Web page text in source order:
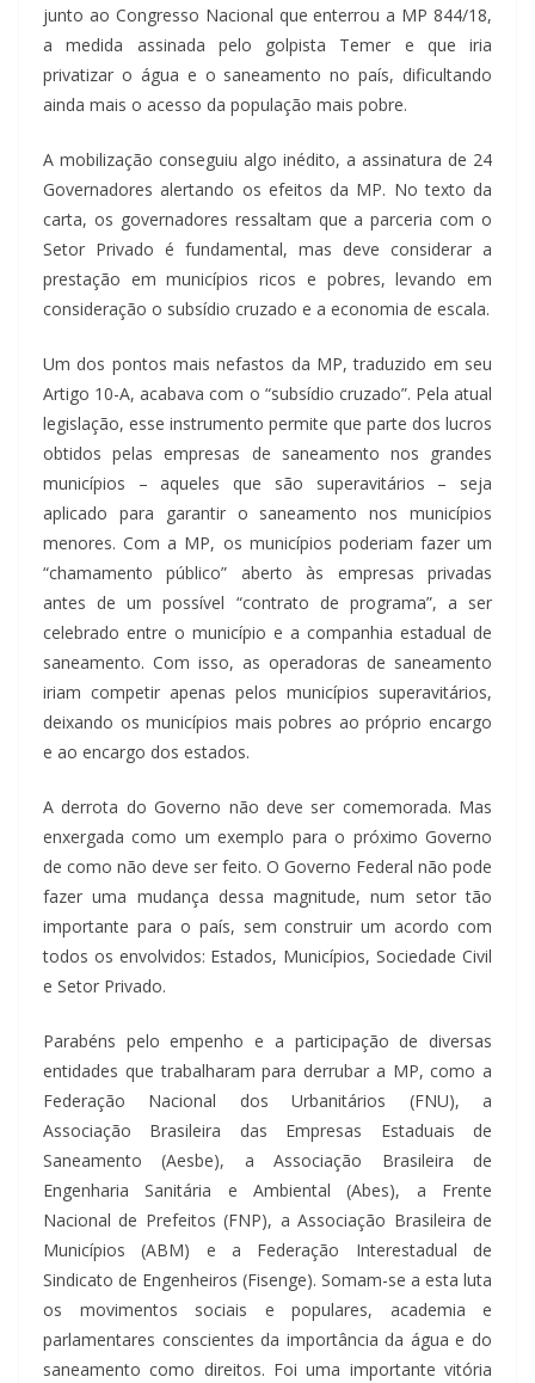
junto ao Congresso Nacional que enterrou a MP 844/18,
a medida assinada pelo golpista Temer e que iria
privatizar o água e o saneamento no país, dificultando
ainda mais o acesso da população mais pobre.
A mobilização conseguiu algo inédito, a assinatura de 24
Governadores alertando os efeitos da MP. No texto da
carta, os governadores ressaltam que a parceria com o
Setor Privado é fundamental, mas deve considerar a
prestação em municípios ricos e pobres, levando em
consideração o subsídio cruzado e a economia de escala.
Um dos pontos mais nefastos da MP, traduzido em seu
Artigo 10-A, acabava com o “subsídio cruzado”. Pela atual
legislação, esse instrumento permite que parte dos lucros
obtidos pelas empresas de saneamento nos grandes
municípios – aqueles que são superavitários – seja
aplicado para garantir o saneamento nos municípios
menores. Com a MP, os municípios poderiam fazer um
“chamamento público” aberto às empresas privadas
antes de um possível “contrato de programa”, a ser
celebrado entre o município e a companhia estadual de
saneamento. Com isso, as operadoras de saneamento
iriam competir apenas pelos municípios superavitários,
deixando os municípios mais pobres ao próprio encargo
e ao encargo dos estados.
A derrota do Governo não deve ser comemorada. Mas
enxergada como um exemplo para o próximo Governo
de como não deve ser feito. O Governo Federal não pode
fazer uma mudança dessa magnitude, num setor tão
importante para o país, sem construir um acordo com
todos os envolvidos: Estados, Municípios, Sociedade Civil
e Setor Privado.
Parabéns pelo empenho e a participação de diversas
entidades que trabalharam para derrubar a MP, como a
Federação Nacional dos Urbanitários (FNU), a
Associação Brasileira das Empresas Estaduais de
Saneamento (Aesbe), a Associação Brasileira de
Engenharia Sanitária e Ambiental (Abes), a Frente
Nacional de Prefeitos (FNP), a Associação Brasileira de
Municípios (ABM) e a Federação Interestadual de
Sindicato de Engenheiros (Fisenge). Somam-se a esta luta
os movimentos sociais e populares, academia e
parlamentares conscientes da importância da água e do
saneamento como direitos. Foi uma importante vitória